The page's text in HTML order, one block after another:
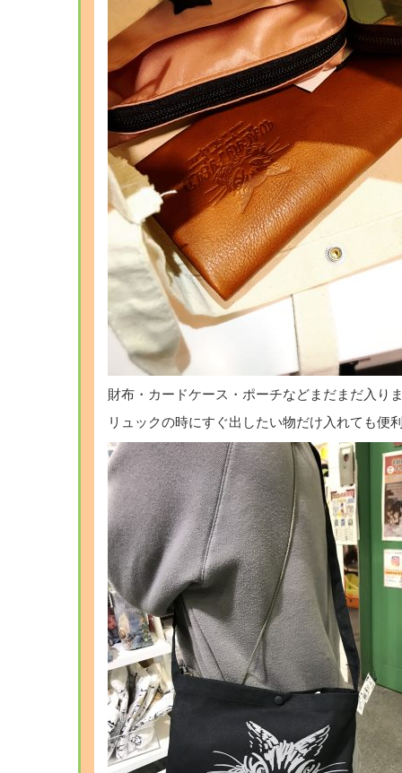
財布・カードケース・ポーチなどまだまだ入り
リュックの時にすぐ出したい物だけ入れても便